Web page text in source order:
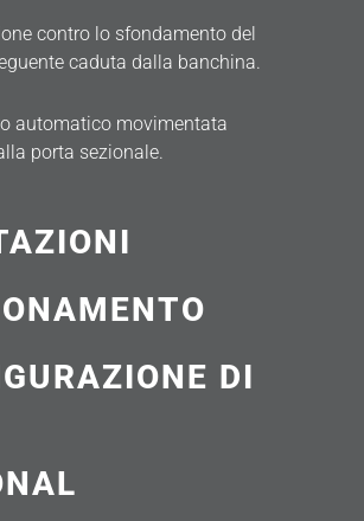
contro lo sfondamento del
caduta dalla banchina.
automatico movimentata
porta sezionale.
DI